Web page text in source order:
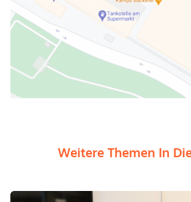
Weitere Themen In